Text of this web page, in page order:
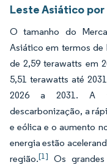
Leste Asiático
O tamanho do
Asiático em termos de
de 2,59 terawatts em
5,51 terawatts até
2026 a 2031. A
descarbonização, a
e eólica e o aumento
energia estão
região.[1] Os